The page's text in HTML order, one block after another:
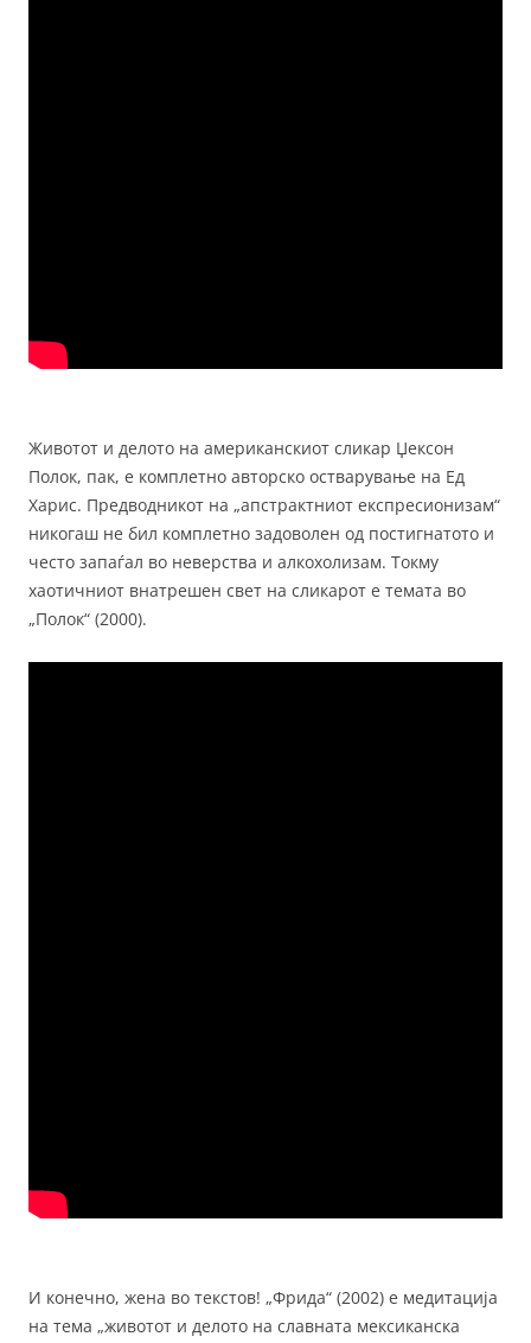
Животот и делото на американскиот сликар Џексон
Полок, пак, е комплетно авторско остварување на Ед
Харис. Предводникот на „апстрактниот експресионизам“
никогаш не бил комплетно задоволен од постигнатото и
често запаѓал во неверства и алкохолизам. Токму
хаотичниот внатрешен свет на сликарот е темата во
„Полок“ (2000).
И конечно, жена во текстов! „Фрида“ (2002) е медитација
на тема „животот и делото на славната мексиканска